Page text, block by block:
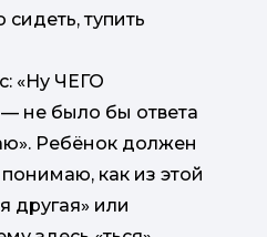
тупить
«Ну ЧЕГО
не было бы ответа
Ребёнок должен
понимаю, как из этой
другая» или